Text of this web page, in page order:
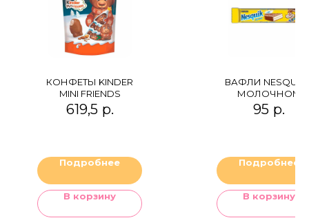
КОНФЕТЫ KINDER
MINI FRIENDS
619,5 р.
Подробнее
В корзину
ВАФЛИ NESQUIK
МОЛОЧНОМ
ШОКОЛАДЕ
95 р.
Подробнее
В корзину